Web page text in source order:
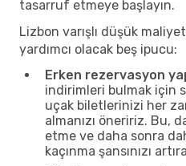
tasarruf etmeye başlayın.
Lizbon varışlı düşük
yardımcı olacak beş ipucu:
Erken rezervasyon
indirimleri bulmak için
uçak biletlerinizi her
almanızı öneririz. Bu,
etme ve daha sonra
kaçınma şansınızı